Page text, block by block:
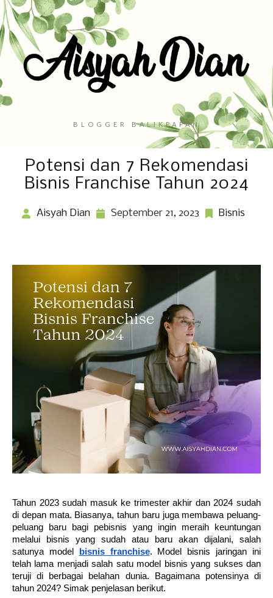
BLOGGER BALIKPAPAN
Potensi dan 7 Rekomendasi
Bisnis Franchise Tahun 2024
Aisyah Dian September 21, 2023 Bisnis
Tahun 2023 sudah masuk ke trimester akhir dan 2024 sudah
di depan mata. Biasanya, tahun baru juga membawa peluang-
peluang baru bagi pebisnis yang ingin meraih keuntungan
melalui bisnis yang sudah atau baru akan dijalani, salah
satunya model
bisnis franchise. Model bisnis jaringan ini
telah lama menjadi salah satu model bisnis yang sukses dan
teruji di berbagai belahan dunia. Bagaimana potensinya di
tahun 2024? Simak penjelasan berikut.